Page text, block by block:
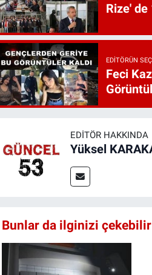
Rize'
EDITÖRÜN
Feci
EDITÖR HAKKINDA
Yüksel
Bunlar da ilginizi çekebilir